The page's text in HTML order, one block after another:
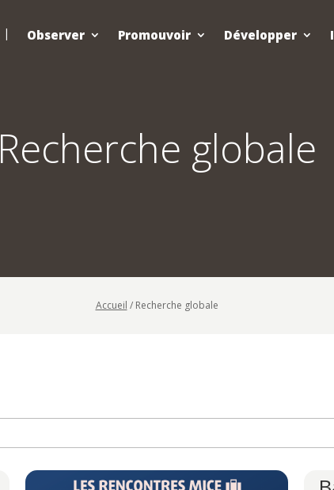
Observer Promouvoir Développer
Recherche globale
Accueil / Recherche globale